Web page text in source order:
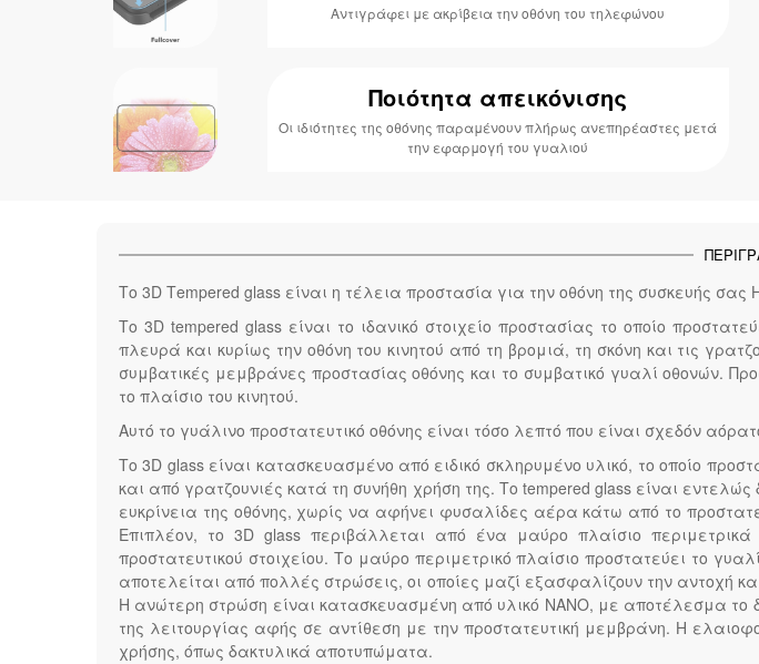
Αντιγράφει με ακρίβεια την οθόνη του τηλεφώνου
Ποιότητα απεικόνισης
Οι ιδιότητες της οθόνης παραμένουν πλήρως ανεπηρέαστες μετά
την εφαρμογή του γυαλιού
Το 3D Τempered glass είναι η τέλεια προστασία για την οθόνη της συσκευής σας
Το 3D tempered glass είναι το ιδανικό στοιχείο προστασίας το οποίο
πλευρά και κυρίως την οθόνη του κινητού από τη βρομιά, τη σκόνη και τις
συμβατικές μεμβράνες προστασίας οθόνης και το συμβατικό γυαλί οθονών.
το πλαίσιο του κινητού.
Αυτό το γυάλινο προστατευτικό οθόνης είναι τόσο λεπτό που είναι σχεδόν
Το 3D glass είναι κατασκευασμένο από ειδικό σκληρυμένο υλικό, το οποίο
και από γρατζουνιές κατά τη συνήθη χρήση της. Το tempered glass είναι
ευκρίνεια της οθόνης, χωρίς να αφήνει φυσαλίδες αέρα κάτω από το
Επιπλέον, το 3D glass περιβάλλεται από ένα μαύρο πλαίσιο
προστατευτικού στοιχείου. Το μαύρο περιμετρικό πλαίσιο προστατεύει το
αποτελείται από πολλές στρώσεις, οι οποίες μαζί εξασφαλίζουν την αντοχή
Η ανώτερη στρώση είναι κατασκευασμένη από υλικό NANO, με αποτέλεσμα το
της λειτουργίας αφής σε αντίθεση με την προστατευτική μεμβράνη. Η
χρήσης, όπως δακτυλικά αποτυπώματα.